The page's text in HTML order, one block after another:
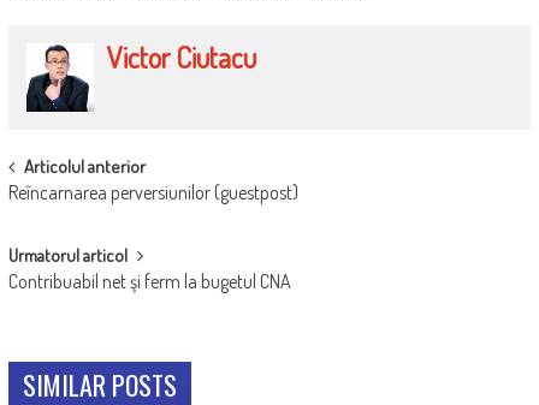
Victor Ciutacu
POST
NAVIGATION
Articolul anterior
Reîncarnarea perversiunilor (guestpost)
Urmatorul articol
Contribuabil net şi ferm la bugetul CNA
SIMILAR POSTS